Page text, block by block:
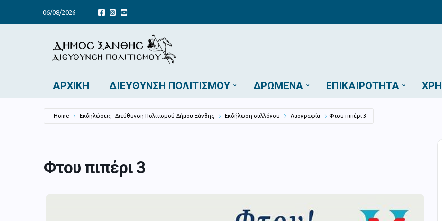
06/08/2026
ΑΡΧΙΚΉ ΔΙΕΎΘΥΝΣΗ ΠΟΛΙΤΙΣΜΟΎ ΔΡΏΜΕΝΑ ΕΠΙΚΑΙΡΌΤΗΤΑ
Home Εκδηλώσεις - Διεύθυνση Πολιτισμού Δήμου Ξάνθης Εκδήλωση συλλόγου Λαογραφία Φτου πιπέρι 3
Φτου πιπέρι 3